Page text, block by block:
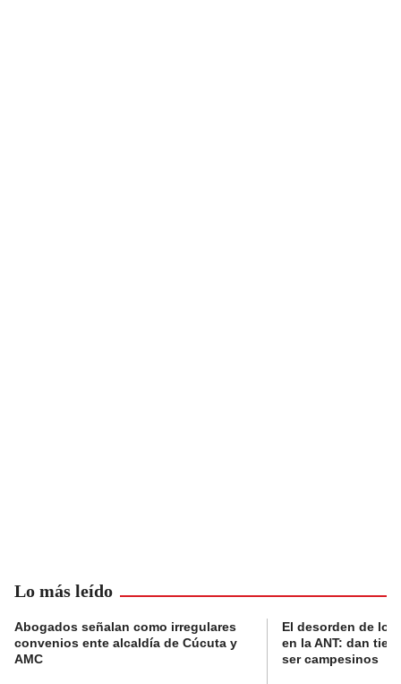
Lo más leído
Abogados señalan como irregulares
convenios ente alcaldía de Cúcuta y
AMC
El desorden de
en la ANT: dan
ser campesinos